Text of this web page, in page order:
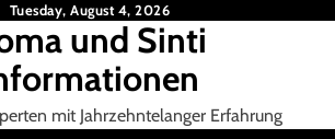
Tuesday, August 4, 2026
und Sinti
mit Jahrzehntelanger Erfahrung